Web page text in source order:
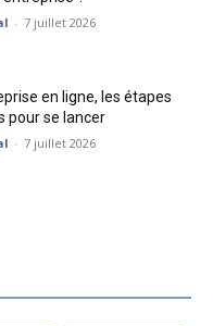
- 7 juillet 2026
en ligne, les étapes
pour se lancer
- 7 juillet 2026